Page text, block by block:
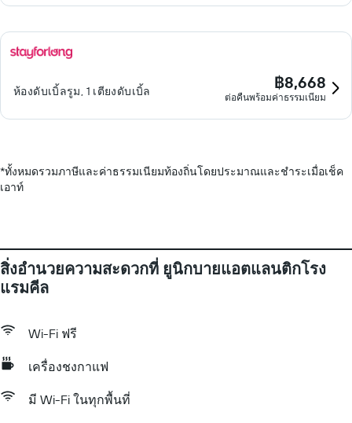
ห้องดับเบิ้ลรูม, 1 เตียงดับเบิ้ล ฿8,668
ต่อคืนพร้อมค่าธรรมเนียม
*ทั้งหมดรวมภาษีและค่าธรรมเนียมท้องถิ่นโดยประมาณและชำระเมื่อเช็ค
เอาท์
สิ่งอำนวยความสะดวกที่ ยูนิกบายแอตแลนติกโรง
แรมคีล
Wi-Fi ฟรี
เครื่องชงกาแฟ
มี Wi-Fi ในทุกพื้นที่